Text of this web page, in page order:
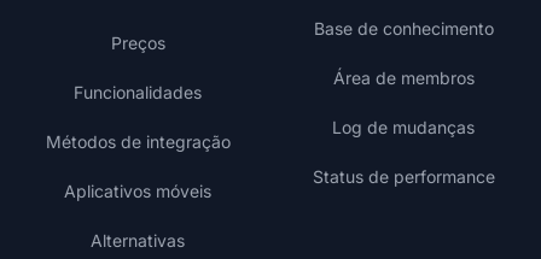
Preços
Funcionalidades
Métodos de integração
Aplicativos móveis
Alternativas
Base de conhecimento
Área de membros
Log de mudanças
Status de performance